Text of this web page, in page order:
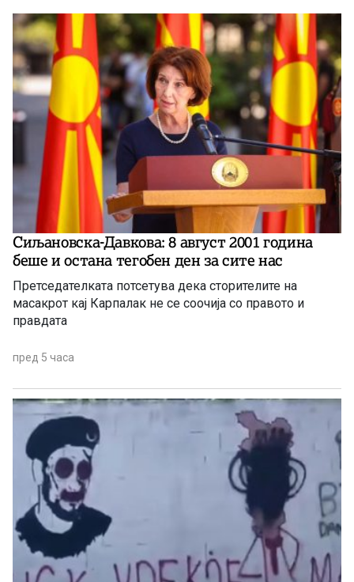
Сиљановска-Давкова: 8 август 2001 година
беше и остана тегобен ден за сите нас
Претседателката потсетува дека сторителите на
масакрот кај Карпалак не се соочија со правото и
правдата
пред 5 часа